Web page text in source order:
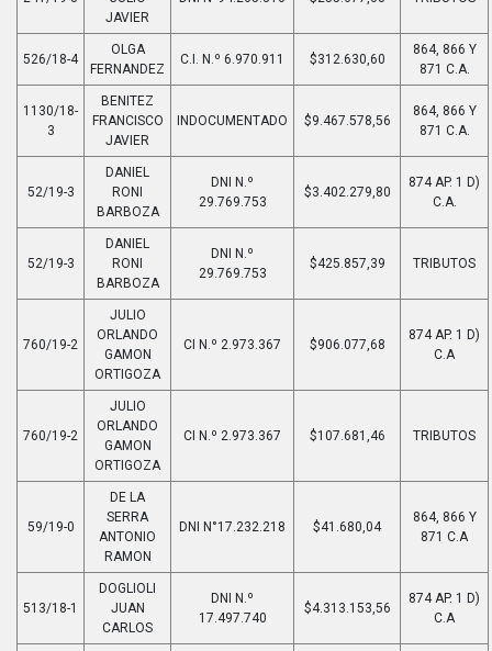
JAVIER
526/18-4
OLGA
FERNANDEZ
C.I. N.º 6.970.911 $312.630,60
864, 866 Y
871 C.A.
1130/18-
3
BENITEZ
FRANCISCO
JAVIER
INDOCUMENTADO $9.467.578,56
864, 866 Y
871 C.A.
52/19-3
DANIEL
RONI
BARBOZA
DNI N.º
29.769.753
$3.402.279,80
874 AP. 1 D)
C.A.
52/19-3
DANIEL
RONI
BARBOZA
DNI N.º
29.769.753
$425.857,39 TRIBUTOS
760/19-2
JULIO
ORLANDO
GAMON
ORTIGOZA
CI N.º 2.973.367 $906.077,68
874 AP. 1 D)
C.A
760/19-2
JULIO
ORLANDO
GAMON
ORTIGOZA
CI N.º 2.973.367 $107.681,46 TRIBUTOS
59/19-0
DE LA
SERRA
ANTONIO
RAMON
DNI N°17.232.218 $41.680,04
864, 866 Y
871 C.A
513/18-1
DOGLIOLI
JUAN
CARLOS
DNI N.º
17.497.740
$4.313.153,56
874 AP. 1 D)
C.A